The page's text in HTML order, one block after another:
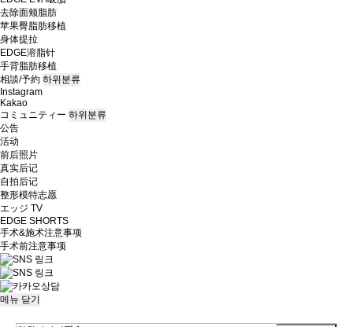
去除面颊脂肪
苹果臀脂肪移植
身体提拉
EDGE溶脂针
手背脂肪移植
相談/予約 하위분류
Instagram
Kakao
コミュニティー 하위분류
公告
活动
前后照片
真实后记
自拍后记
整形模特志愿
エッジ TV
EDGE SHORTS
手术&施术注意事项
手术前注意事项
메뉴 닫기